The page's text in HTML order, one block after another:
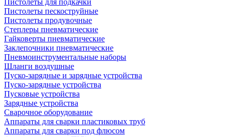
Пистолеты для подкачки
Пистолеты пескоструйные
Пистолеты продувочные
Степлеры пневматические
Гайковерты пневматические
Заклепочники пневматические
Пневмоинструментальные наборы
Шланги воздушные
Пуско-зарядные и зарядные устройства
Пуско-зарядные устройства
Пусковые устройства
Зарядные устройства
Сварочное оборудование
Аппараты для сварки пластиковых труб
Аппараты для сварки под флюсом